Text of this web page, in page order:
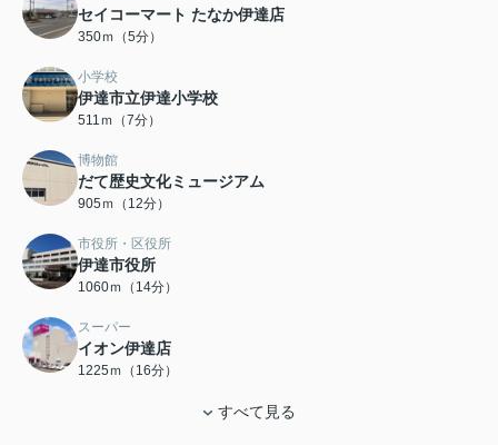
セイコーマート たなか伊達店
350ｍ（5分）
小学校
伊達市立伊達小学校
511ｍ（7分）
博物館
だて歴史文化ミュージアム
905ｍ（12分）
市役所・区役所
伊達市役所
1060ｍ（14分）
スーパー
イオン伊達店
1225ｍ（16分）
すべて見る